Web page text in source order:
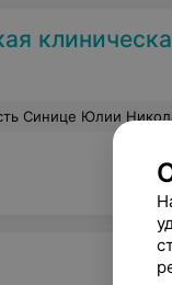
клиническая
и под общим наркозом...Но благодаря внимательному и твердому взгляду Юлии Николаевны, мы сразу поняли, что наш